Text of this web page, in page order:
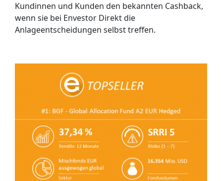
Kundinnen und Kunden den bekannten Cashback,
wenn sie bei Envestor Direkt die
Anlageentscheidungen selbst treffen.